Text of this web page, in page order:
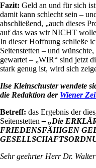
Fazit: Geld an und für sich
damit kann schlecht sein –
abschließend, „auch dieses
auf das was wir NICHT
In dieser Hoffnung schließe
Seitenstetten – und
gewartet – „WIR“ sind jetzt
stark genug ist, wird sich
Ilse Kleinschuster wendete
die Redaktion der Wiener
Betreff: das Ergebnis der
Seitenstetten– „Die
FRIEDENSFÄHIGEN
Sehr geehrter Herr Dr.